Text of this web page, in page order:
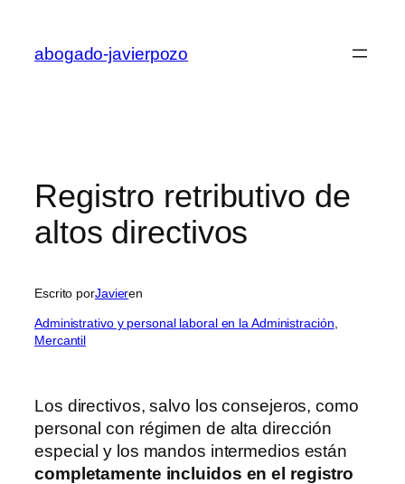
contenido
abogado-javierpozo
Registro retributivo de
altos directivos
Escrito porJavieren
Administrativo y personal laboral en la Administración
Mercantil
Los directivos, salvo los consejeros, como
personal con régimen de alta dirección
especial y los mandos intermedios están
completamente incluidos en el registro